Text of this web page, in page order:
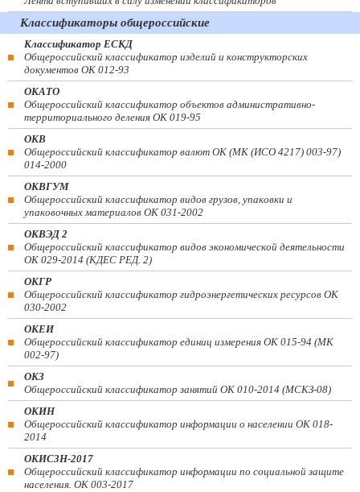
Классификаторы общероссийские
Классификатор ЕСКД
Общероссийский классификатор изделий и конструкторских
документов ОК 012-93
ОКАТО
Общероссийский классификатор объектов административно-
территориального деления ОК 019-95
ОКВ
Общероссийский классификатор валют ОК (МК (ИСО 4217) 003-97)
014-2000
ОКВГУМ
Общероссийский классификатор видов грузов, упаковки и
упаковочных материалов ОК 031-2002
ОКВЭД 2
Общероссийский классификатор видов экономической деятельности
ОК 029-2014 (КДЕС РЕД. 2)
ОКГР
Общероссийский классификатор гидроэнергетических ресурсов ОК
030-2002
ОКЕИ
Общероссийский классификатор единиц измерения ОК 015-94 (МК
002-97)
ОКЗ
Общероссийский классификатор занятий ОК 010-2014 (МСКЗ-08)
ОКИН
Общероссийский классификатор информации о населении ОК 018-
2014
ОКИСЗН-2017
Общероссийский классификатор информации по социальной защите
населения. ОК 003-2017